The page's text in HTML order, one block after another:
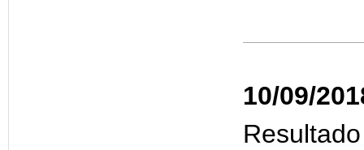
10/09/